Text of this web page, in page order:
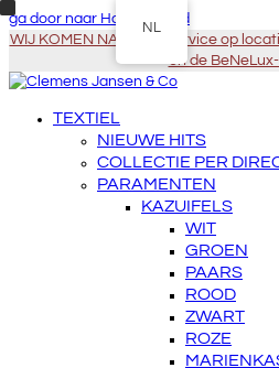
ga door naar Hoofdinhoud
WIJ KOMEN NAAR U - Service op
en de
TEXTIEL
NIEUWE HITS
COLLECTIE PER
PARAMENTEN
KAZUIFELS
WIT
GROEN
PAARS
ROOD
ZWART
ROZE
NL